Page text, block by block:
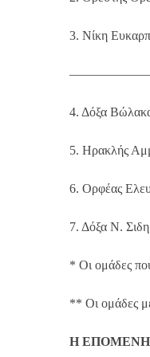
3. Νίκη
4. Δόξα
5. Ηρακλής
6. Ορφέας
7. Δόξα Ν.
* Οι ομάδες
** Οι ομάδες
Η ΕΠΟΜΕΝΗ